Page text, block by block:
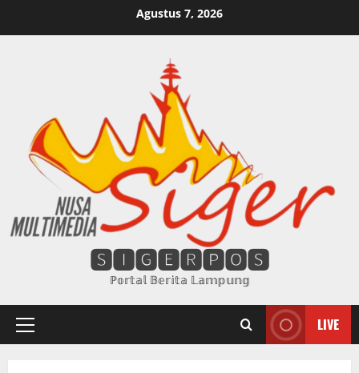
Agustus 7, 2026
🆂🅸🅶🅴🆁🅿🅾🆂
ℙ𝕠𝕣𝕥𝕒𝕝 𝔹𝕖𝕣𝕚𝕥𝕒 𝕃𝕒𝕞𝕡𝕦𝕟𝕘
Primary
LIVE